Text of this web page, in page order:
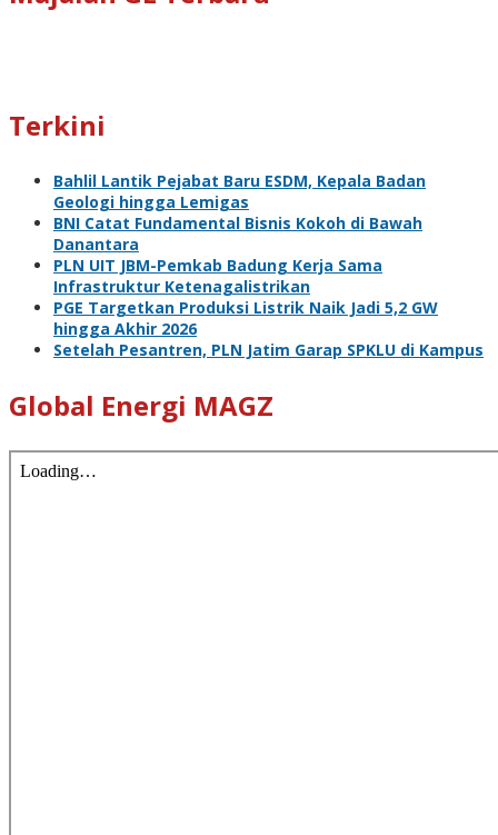
Terkini
Bahlil Lantik Pejabat Baru ESDM, Kepala Badan
Geologi hingga Lemigas
BNI Catat Fundamental Bisnis Kokoh di Bawah
Danantara
PLN UIT JBM-Pemkab Badung Kerja Sama
Infrastruktur Ketenagalistrikan
PGE Targetkan Produksi Listrik Naik Jadi 5,2 GW
hingga Akhir 2026
Setelah Pesantren, PLN Jatim Garap SPKLU di Kampus
Global Energi MAGZ